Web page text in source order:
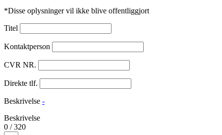
*Disse oplysninger vil ikke blive offentliggjort
Titel
Kontaktperson
CVR NR.
Direkte tlf.
Beskrivelse -
Beskrivelse
0 /320